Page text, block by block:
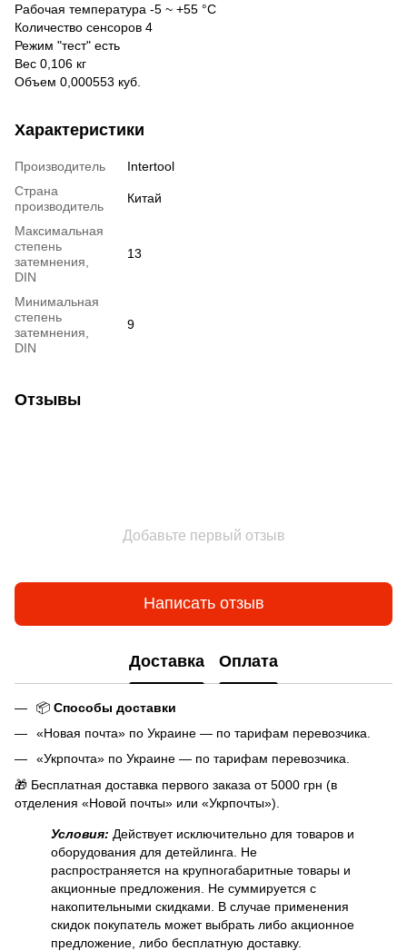
Рабочая температура -5 ~ +55 °С
Количество сенсоров 4
Режим "тест" есть
Вес 0,106 кг
Объем 0,000553 куб.
Характеристики
Производитель
Intertool
Страна
производитель
Китай
Максимальная
степень
затемнения,
DIN
13
Минимальная
степень
затемнения,
DIN
9
Отзывы
Добавьте первый отзыв
Написать отзыв
Доставка Оплата
📦 Способы доставки
«Новая почта» по Украине — по тарифам перевозчика.
«Укрпочта» по Украине — по тарифам перевозчика.
🎁 Бесплатная доставка первого заказа от 5000 грн (в
отделения «Новой почты» или «Укрпочты»).
Условия: Действует исключительно для товаров и
оборудования для детейлинга. Не
распространяется на крупногабаритные товары и
акционные предложения. Не суммируется с
накопительными скидками. В случае применения
скидок покупатель может выбрать либо акционное
предложение, либо бесплатную доставку.